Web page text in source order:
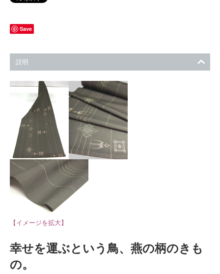
Save
説明
【イメージを拡大】
幸せを運ぶという鳥、燕の柄のきも
の。